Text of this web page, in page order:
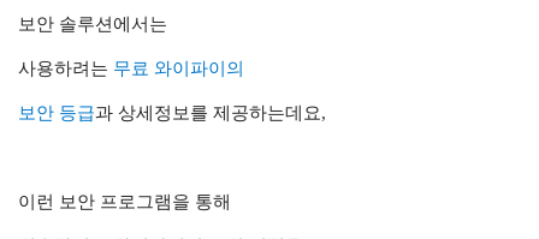
보안 솔루션에서는
사용하려는 무료 와이파이의
보안 등급과 상세정보를 제공하는데요,
이런 보안 프로그램을 통해